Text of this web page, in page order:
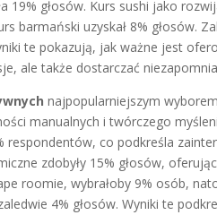
19% głosów. Kurs sushi jako
barmański uzyskał 8% głosów.
te pokazują, jak ważne jest
ale także dostarczać
najpopularniejszym
manualnych i twórczego
respondentów, co podkreśla
zdobyły 15% głosów,
roomie, wybrałoby 9% osób,
4% głosów. Wyniki te